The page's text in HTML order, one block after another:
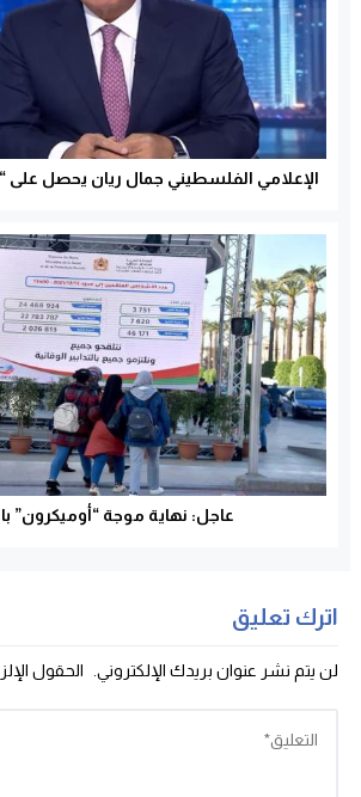
الإعلامي الفلسطيني جمال ريان يحصل على
عاجل: نهاية موجة “أوميكرون”
اترك تعليق
لن يتم نشر عنوان بريدك الإلكتروني. الحقول